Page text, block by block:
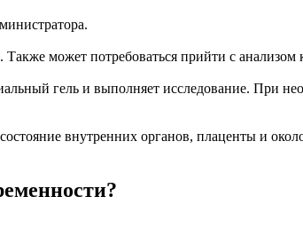
может потребоваться прийти с анализом
гель и выполняет исследование. При
внутренних органов, плаценты и